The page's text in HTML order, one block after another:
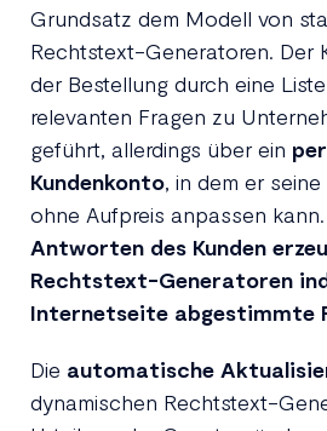
Grundsatz dem Modell von
Rechtstext-Generatoren. Der
der Bestellung durch eine
relevanten Fragen zu
geführt, allerdings über ein
Kundenkonto, in dem er
ohne Aufpreis anpassen kann.
Antworten des Kunden
Rechtstext-Generatoren
Internetseite abgestimmte
Die automatische
dynamischen Rechtstext-